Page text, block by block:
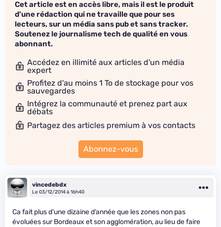
Cet article est en accès libre, mais il est le produit
d'une rédaction qui ne travaille que pour ses
lecteurs, sur un média sans pub et sans tracker.
Soutenez le journalisme tech de qualité en vous
abonnant.
Accédez en illimité aux articles d'un média
expert
Profitez d'au moins 1 To de stockage pour vos
sauvegardes
Intégrez la communauté et prenez part aux
débats
Partagez des articles premium à vos contacts
Abonnez-vous
vincedebdx
Le 03/12/2014 à 16h40
Ca fait plus d’une dizaine d’année que les zones non pas
évoluées sur Bordeaux et son agglomération, au lieu de faire